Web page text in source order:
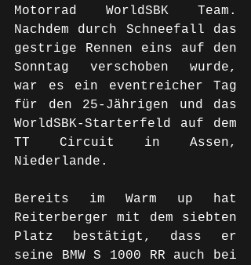
Motorrad WorldSBK Team.
Nachdem durch Schneefall das
gestrige Rennen eins auf den
Sonntag verschoben wurde,
war es ein eventreicher Tag
für den 25-Jährigen und das
WorldSBK-Starterfeld auf dem
TT Circuit in Assen,
Niederlande.
Bereits im Warm up hat
Reiterberger mit dem siebten
Platz bestätigt, dass er
seine BMW S 1000 RR auch bei